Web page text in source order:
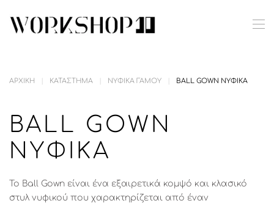
Skip to main content
ΑΡΧΙΚΉ ΚΑΤΆΣΤΗΜΑ ΝΥΦΙΚΆ ΓΆΜΟΥ BALL GOWN ΝΥΦΙΚΆ
BALL GOWN
ΝΥΦΙΚΆ
Το Ball Gown είναι ένα εξαιρετικά κομψό και κλασικό
στυλ νυφικού που χαρακτηρίζεται από έναν